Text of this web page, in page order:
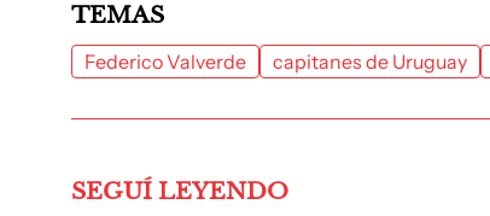
TEMAS
Federico Valverde capitanes de Uruguay
SEGUÍ LEYENDO